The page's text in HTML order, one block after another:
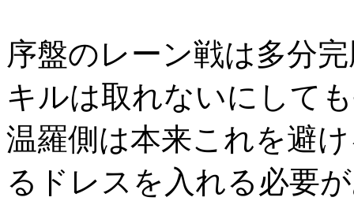
序盤のレーン戦は多分
キルは取れないにして
温羅側は本来これを避
るドレスを入れる必要